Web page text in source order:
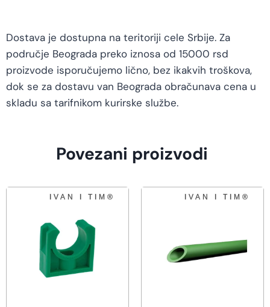
Dostava je dostupna na teritoriji cele Srbije. Za
područje Beograda preko iznosa od 15000 rsd
proizvode isporučujemo lično, bez ikakvih troškova,
dok se za dostavu van Beograda obračunava cena u
skladu sa tarifnikom kurirske službe.
Povezani proizvodi